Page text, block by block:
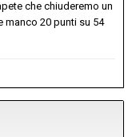
che chiuderemo un
manco 20 punti su 54